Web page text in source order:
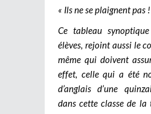
« Ils ne se plaignent pas !
Ce tableau
élèves, rejoint aussi le
même qui doivent
effet, celle qui a été
d’anglais d’une
dans cette classe de